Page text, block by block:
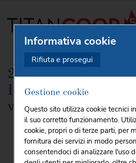
25 NOVEMBRE
Internazionale
violenza sulle Donne
Informativa cookie
Rifiuta e prosegui
Gestione cookie
Questo sito utilizza cookie tecnici
il suo corretto funzionamento.
cookie, propri o di terze parti, per
fornitura dei servizi in modo
consentendoci di analizzare l'uso